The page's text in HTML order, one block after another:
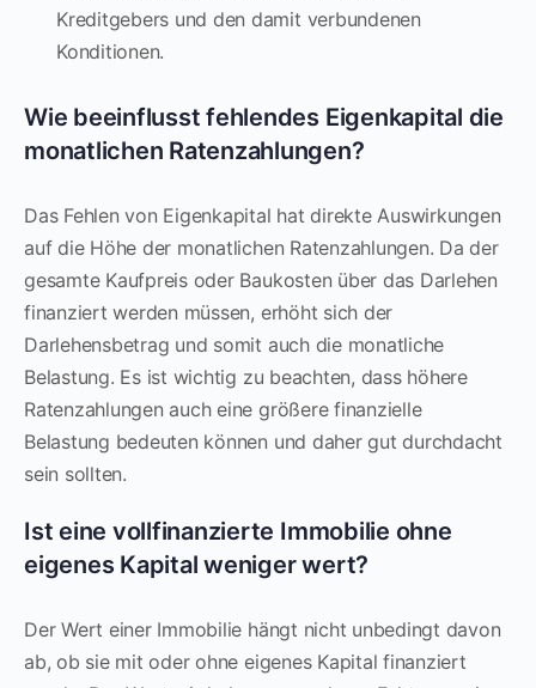
Kreditgebers und den damit verbundenen
Konditionen.
Wie beeinflusst fehlendes Eigenkapital die
monatlichen Ratenzahlungen?
Das Fehlen von Eigenkapital hat direkte Auswirkungen
auf die Höhe der monatlichen Ratenzahlungen. Da der
gesamte Kaufpreis oder Baukosten über das Darlehen
finanziert werden müssen, erhöht sich der
Darlehensbetrag und somit auch die monatliche
Belastung. Es ist wichtig zu beachten, dass höhere
Ratenzahlungen auch eine größere finanzielle
Belastung bedeuten können und daher gut durchdacht
sein sollten.
Ist eine vollfinanzierte Immobilie ohne
eigenes Kapital weniger wert?
Der Wert einer Immobilie hängt nicht unbedingt davon
ab, ob sie mit oder ohne eigenes Kapital finanziert